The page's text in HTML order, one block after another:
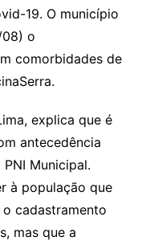
19. O município
o
comorbidades de
explica que é
antecedência
Municipal.
à população que
cadastramento
mas que a